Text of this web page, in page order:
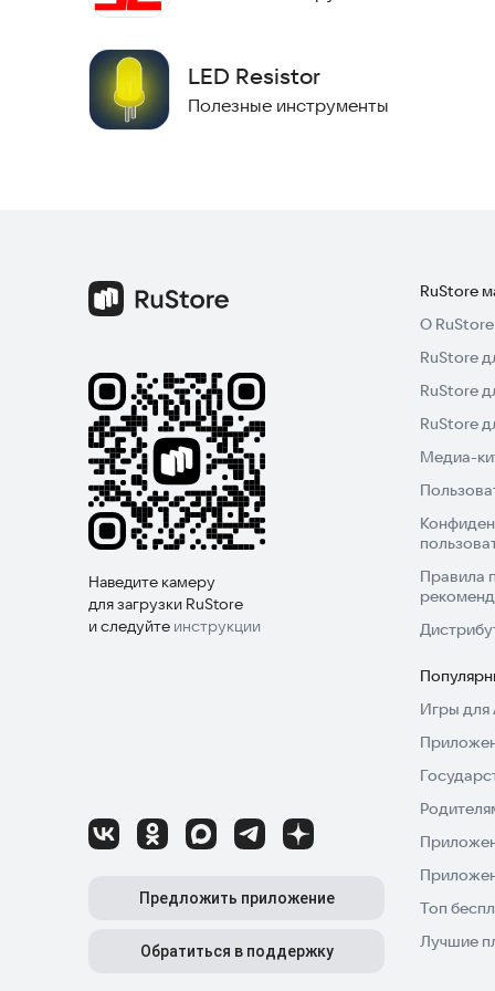
LED Resistor
Полезные инструменты
Наведите камеру
для загрузки RuStore
и следуйте инструкции
Предложить приложение
Обратиться в поддержку
RuStore
О RuStore
RuStore
RuStore
RuStore
Медиа-
Правила
Игры для
Топ
Лучшие